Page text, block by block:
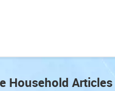
Household